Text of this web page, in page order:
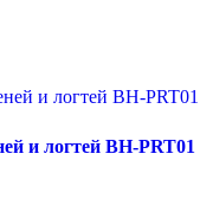
и логтей BH-PRT01